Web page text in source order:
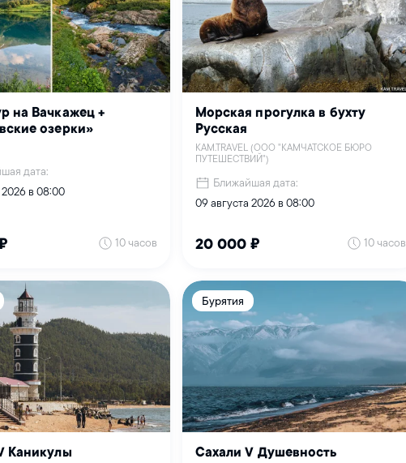
на Вачкажец +
озерки»
дата:
2026 в 08:00
10 часов
Морская прогулка в бухту
Русская
KAM.TRAVEL (ООО "КАМЧАТСКОЕ БЮРО
ПУТЕШЕСТВИЙ")
Ближайшая дата:
09 августа 2026 в 08:00
20 000 ₽ 10 часов
Каникулы
Бурятия
Сахали V Душевность